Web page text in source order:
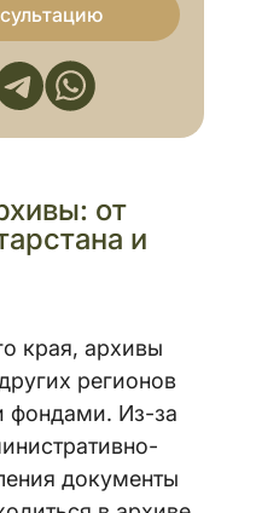
от
и
края, архивы
регионов
фондами. Из-за
документы